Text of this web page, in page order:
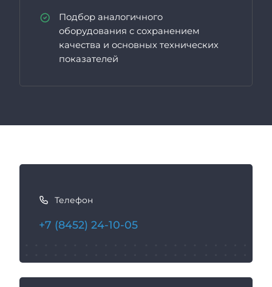
Подбор аналогичного
оборудования с сохранением
качества и основных технических
показателей
з
а
Телефон
+7 (8452) 24-10-05